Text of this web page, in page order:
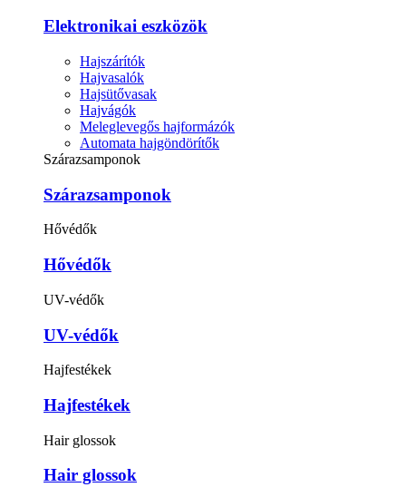
Elektronikai eszközök
Hajszárítók
Hajvasalók
Hajsütővasak
Hajvágók
Meleglevegős hajformázók
Automata hajgöndörítők
Szárazsamponok
Szárazsamponok
Hővédők
Hővédők
UV-védők
UV-védők
Hajfestékek
Hajfestékek
Hair glossok
Hair glossok